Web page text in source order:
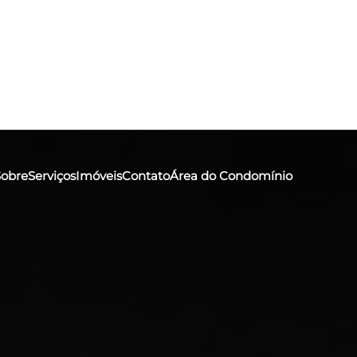
ServiçosImóveisContatoÁrea do Condomínio